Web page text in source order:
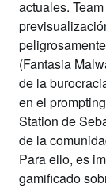
actuales.
(Fantasia
de la
en el
Station de
de la
Paraello, es
gamificado